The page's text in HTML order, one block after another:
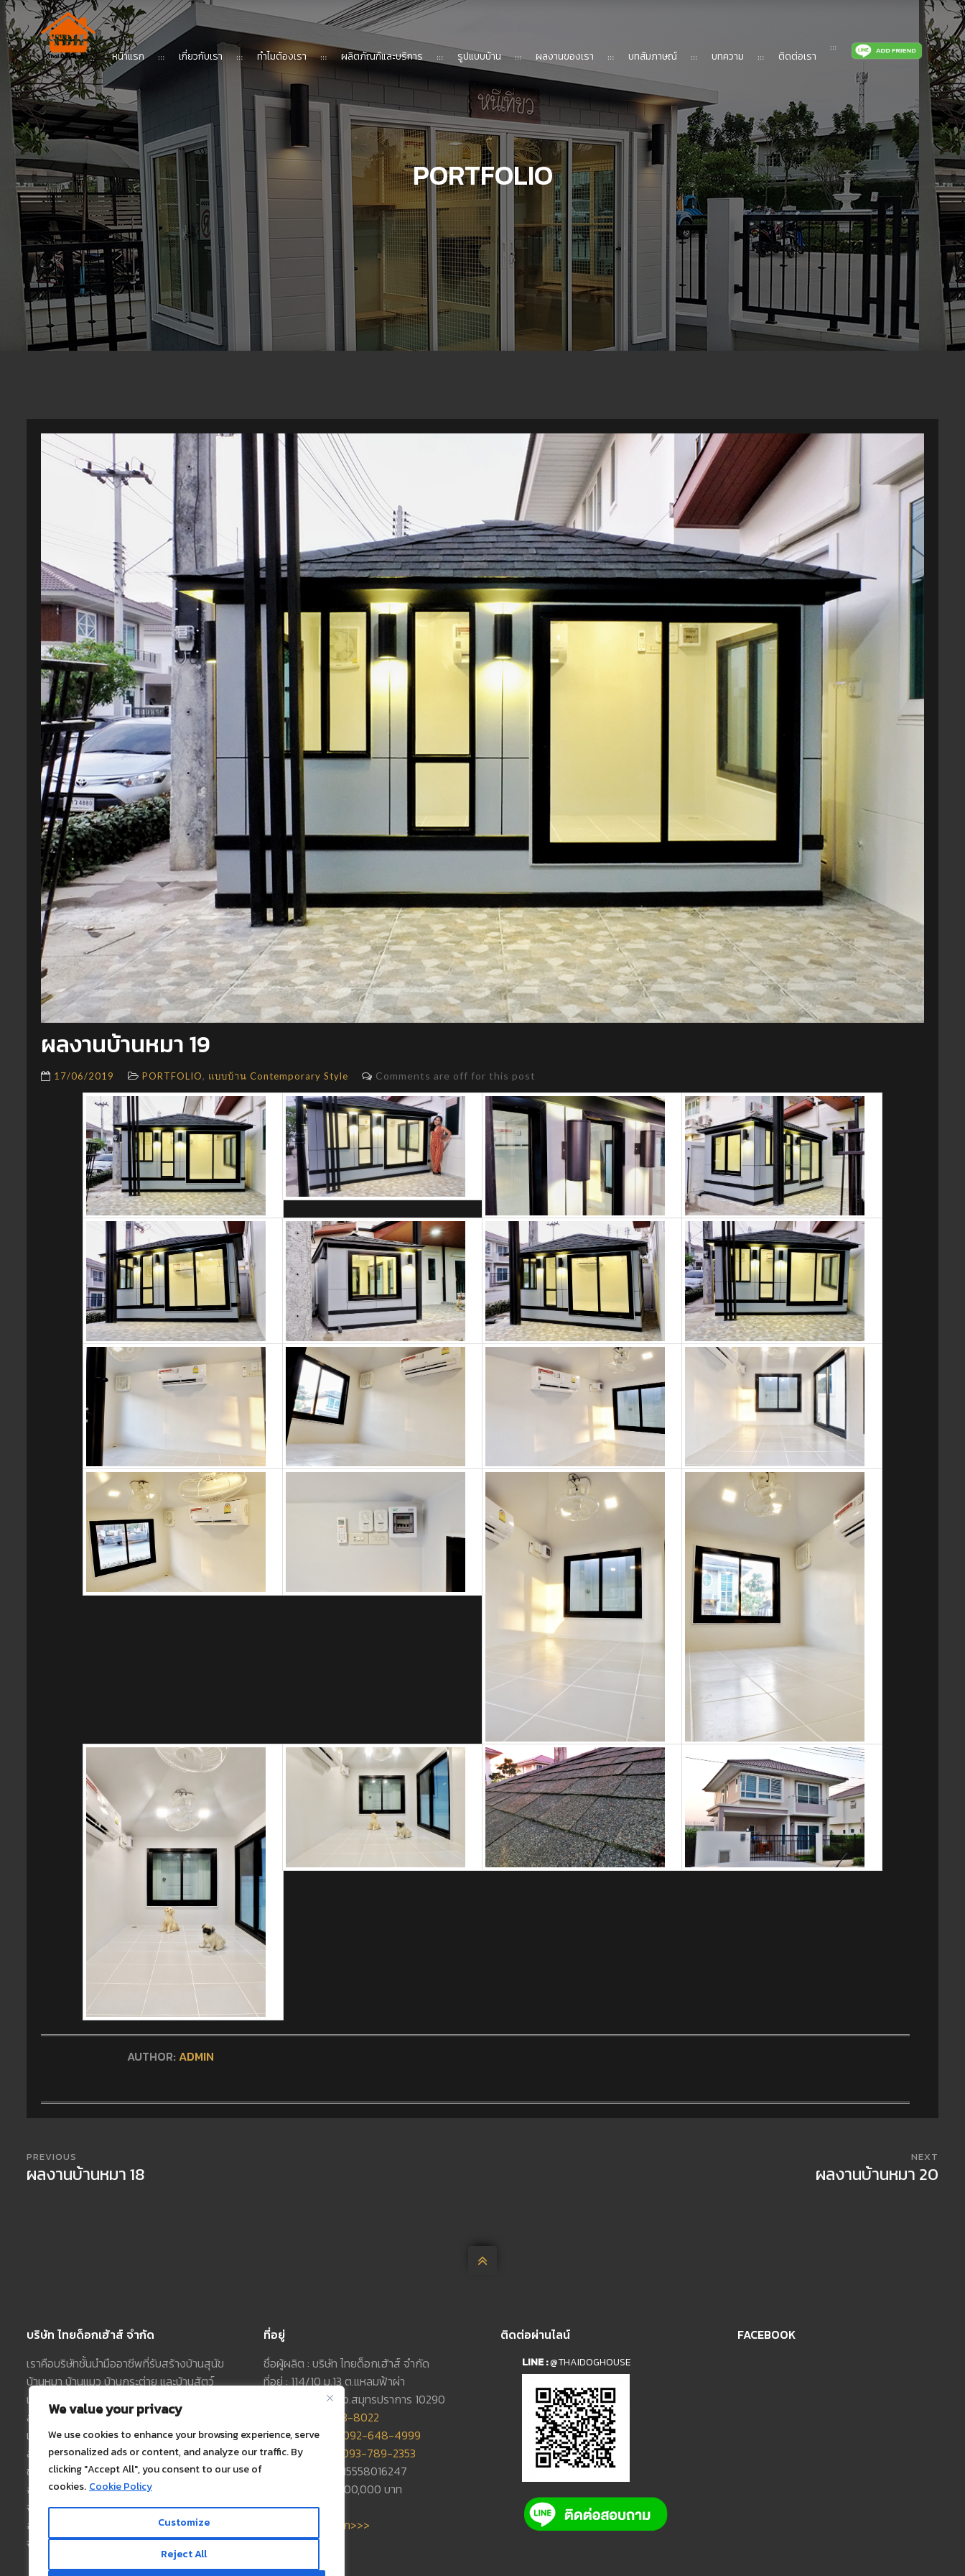
We value your privacy
We use cookies to enhance your browsing experience, serve
personalized ads or content, and analyze our traffic. By
clicking "Accept All", you consent to our use of
cookies. Cookie Policy
Customize
Reject All
หน้าแรก เกี่ยวกับเรา ทำไมต้องเรา ผลิตภัณฑ์และบริการ รูปแบบบ้าน ผลงานของเรา บทสัมภาษณ์ บทความ ติดต่อเรา
PORTFOLIO
ผลงานบ้านหมา 19
17/06/2019 PORTFOLIO, แบบบ้าน Contemporary Style Comments are off for this post
AUTHOR: ADMIN
PREVIOUS
ผลงานบ้านหมา 18
NEXT
ผลงานบ้านหมา 20

บริษัท ไทยด็อกเฮ้าส์ จำกัด
เราคือบริษัทชั้นนำมืออาชีพที่รับสร้างบ้านสุนัข
บ้านหมา บ้านแมว บ้านกระต่าย และบ้านสัตว์
เลี้ยงต่างๆ ที่สร้างความแตกต่างจากกรง
สัตว์เลี้ยงทั่วไป นอกจากเป็นบ้านหมา/บ้านแมว
แล้วยังเป็นของแต่งบ้านที่สวยงามหรูหรา มี
สไตล์ บ่งบอกถึงรสนิยมของเจ้าของได้อย่าง
ชัดเจน
#ฝ่ายขาย#
จ – อา เวลา 08.00 – 23.00 น.
#โรงงาน#
จ – ส เวลา 08.00 – 18.30 น.
ที่อยู่
ชื่อผู้ผลิต : บริษัท ไทยด็อกเฮ้าส์ จำกัด
ที่อยู่ : 114/10 ม.13 ต.แหลมฟ้าผ่า
อ.พระสมุทรเจดีย์ จ.สมุทรปราการ 10290
02-453-8022
ฝ่ายขาย คุณตั้ม :
092-648-4999
ฝ่ายขาย คุณเอ้ :
093-789-2353
เลขผู้เสียภาษี : 0115558016247
ทุนจดทะเบียน : 1,000,000 บาท
แผนที่ :คลิก>>>
คลิก>>>
ติดต่อผ่านไลน์
LINE :@THAIDOGHOUSE
FACEBOOK